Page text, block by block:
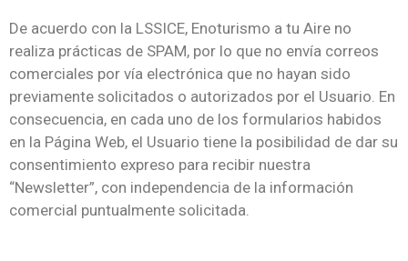
De acuerdo con la LSSICE, Enoturismo a tu Aire no
realiza prácticas de SPAM, por lo que no envía correos
comerciales por vía electrónica que no hayan sido
previamente solicitados o autorizados por el Usuario. En
consecuencia, en cada uno de los formularios habidos
en la Página Web, el Usuario tiene la posibilidad de dar su
consentimiento expreso para recibir nuestra
“Newsletter”, con independencia de la información
comercial puntualmente solicitada.